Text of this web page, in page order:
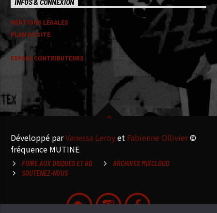
MENTIONS LEGALES
PLAN DU SITE
ESPACE CONTRIBUTEURS
Développé parVanessa Leroyet Fabienne Ollivier©
fréquence MUTINE
FOIRE AUX DISQUES ET BD
ARCHIVES MIXCLOUD
SOUTENEZ-NOUS